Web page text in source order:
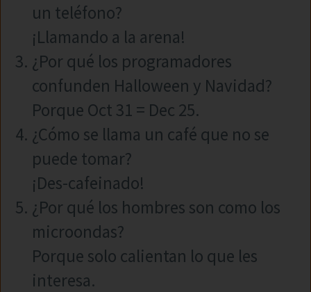
un teléfono?
¡Llamando a la arena!
¿Por qué los programadores
confunden Halloween y Navidad?
Porque Oct 31 = Dec 25.
¿Cómo se llama un café que no se
puede tomar?
¡Des-cafeinado!
¿Por qué los hombres son como los
microondas?
Porque solo calientan lo que les
interesa.